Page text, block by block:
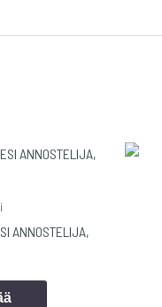
ANNOSTELIJA,